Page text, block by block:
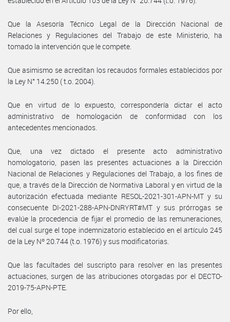
Que la Asesoría Técnico Legal de la Dirección Nacional de
Relaciones y Regulaciones del Trabajo de este Ministerio, ha
tomado la intervención que le compete.
Que asimismo se acreditan los recaudos formales establecidos por
la Ley N° 14.250 ( t.o. 2004).
Que en virtud de lo expuesto, correspondería dictar el acto
administrativo de homologación de conformidad con los
antecedentes mencionados.
Que, una vez dictado el presente acto administrativo
homologatorio, pasen las presentes actuaciones a la Dirección
Nacional de Relaciones y Regulaciones del Trabajo, a los fines de
que, a través de la Dirección de Normativa Laboral y en virtud de la
autorización efectuada mediante RESOL-2021-301-APN-MT y su
consecuente DI-2021-288-APN-DNRYRT#MT y sus prórrogas se
evalúe la procedencia de fijar el promedio de las remuneraciones,
del cual surge el tope indemnizatorio establecido en el artículo 245
de la Ley Nº 20.744 (t.o. 1976) y sus modificatorias.
Que las facultades del suscripto para resolver en las presentes
actuaciones, surgen de las atribuciones otorgadas por el DECTO-
2019-75-APN-PTE.
Por ello,